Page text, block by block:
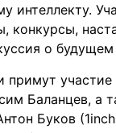
интеллекту.
конкурсы,
о будущем
примут участие
Баланцев, а
Буков